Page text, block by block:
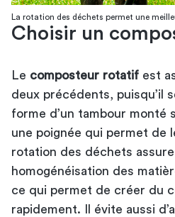
La rotation des déchets permet une
Choisir un
Le composteur rotatif est
deux précédents, puisqu’il
forme d’un tambour monté
une poignée qui permet de
rotation des déchets
homogénéisation des
ce qui permet de créer du
rapidement. Il évite aussi